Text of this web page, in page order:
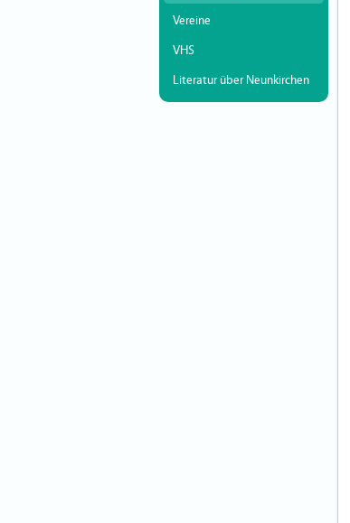
Vereine
VHS
Literatur über Neunkirchen